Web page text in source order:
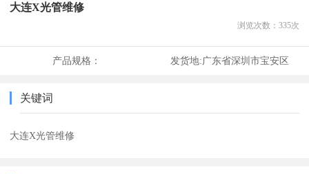
大连X光管维修
浏览次数： 335次
产品规格： 发货地:广东省深圳市宝安区
关键词
大连X光管维修